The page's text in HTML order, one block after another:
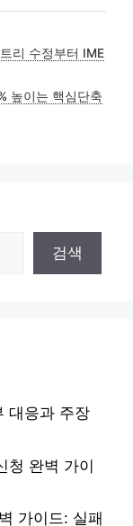
리 수정부터 IME
높이는 핵심단축
검색
대응과 주장
청 완벽 가이
가이드: 실패